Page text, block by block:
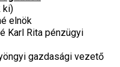
ki)
elnök
Karl Rita pénzügyi
vezető